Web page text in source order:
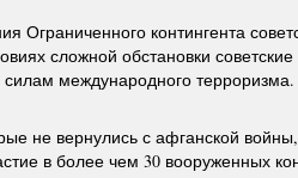
Ограниченного контингента
сложной обстановки
международного терроризма.
не вернулись с афганской
в более чем 30 вооруженных